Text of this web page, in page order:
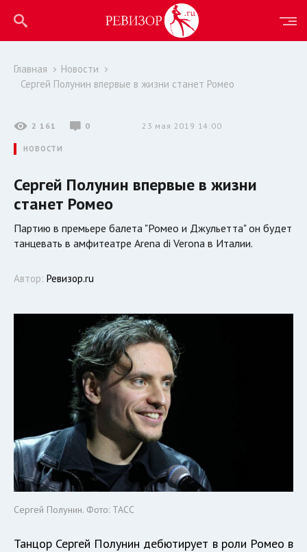
Главная
Новости
Сергей Полунин впервые в жизни станет Ромео
2 161 0 23 мая 2019 14:00
НОВОСТИ
Сергей Полунин впервые в жизни
станет Ромео
Партию в премьере балета "Ромео и Джульетта" он будет
танцевать в амфитеатре Arena di Verona в Италии.
Автор: Ревизор.ru
Сергей Полунин. Фото: ТАСС
Танцор Сергей Полунин дебютирует в роли Ромео в